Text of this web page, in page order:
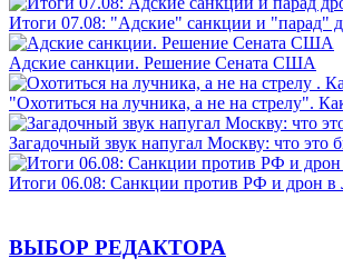
Итоги 07.08: "Адские" санкции и "парад"
Адские санкции. Решение Сената США
"Охотиться на лучника, а не на стрелу".
Загадочный звук напугал Москву: что это
Итоги 06.08: Санкции против РФ и дрон в
ВЫБОР РЕДАКТОРА